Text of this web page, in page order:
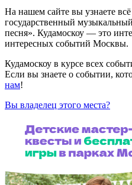
На нашем сайте вы узнаете
государственный
песня». Кудамоскоу — это
интересных событий Москвы.
Кудамоскоу в курсе всех
Если вы знаете о событии,
нам!
Вы владелец этого места?